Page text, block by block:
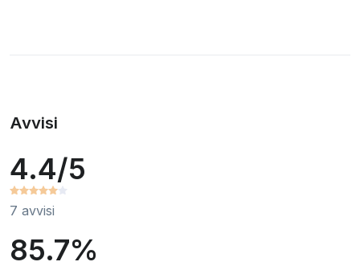
Avvisi
4.4/5
7 avvisi
85.7%